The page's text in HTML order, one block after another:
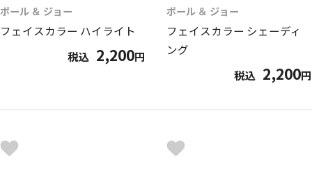
ポール ＆ ジョー
フェイスカラー ハイライト
税込 2,200円
ポール ＆ ジョー
フェイスカラー シェーディ
ング
税込 2,200円